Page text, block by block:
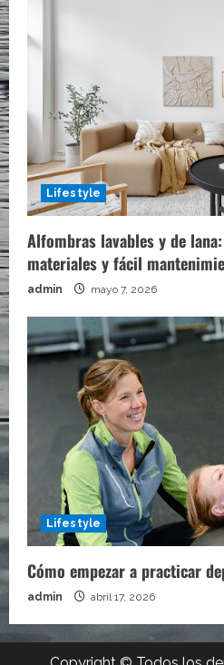
Lifestyle
Alfombras lavables y de
materiales y fácil
admin mayo 7, 2026
Lifestyle
Cómo empezar a practicar
admin abril 17, 2026